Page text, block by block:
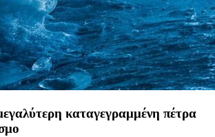
καταγεγραμμένη πέτρα